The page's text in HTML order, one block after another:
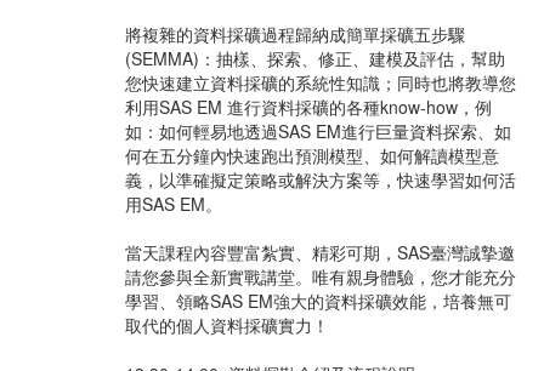
將複雜的資料採礦過程歸納成簡單採礦五步驟
(SEMMA)：抽樣、探索、修正、建模及評估，幫助
您快速建立資料採礦的系統性知識；同時也將教導您
利用SAS EM 進行資料採礦的各種know-how，例
如：如何輕易地透過SAS EM進行巨量資料探索、如
何在五分鐘內快速跑出預測模型、如何解讀模型意
義，以準確擬定策略或解決方案等，快速學習如何活
用SAS EM。
當天課程內容豐富紮實、精彩可期，SAS臺灣誠摯邀
請您參與全新實戰講堂。唯有親身體驗，您才能充分
學習、領略SAS EM強大的資料採礦效能，培養無可
取代的個人資料採礦實力！